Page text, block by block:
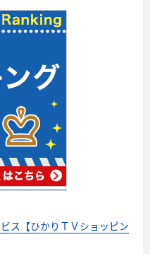
ビス【ひかりＴＶショッピン